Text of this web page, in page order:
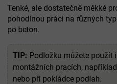
Tenké, ale dostatečně měkké
pohodlnou práci na různých
po beton.
TIP: Podložku můžete použít
montážních pracích,
nebo při pokládce podlah.